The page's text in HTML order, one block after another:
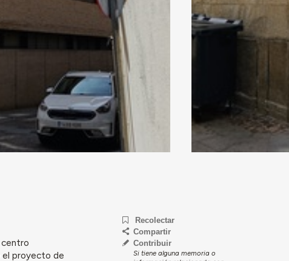
centro
el proyecto de
Recolectar
Compartir
Contribuir
Si tiene alguna memoria o